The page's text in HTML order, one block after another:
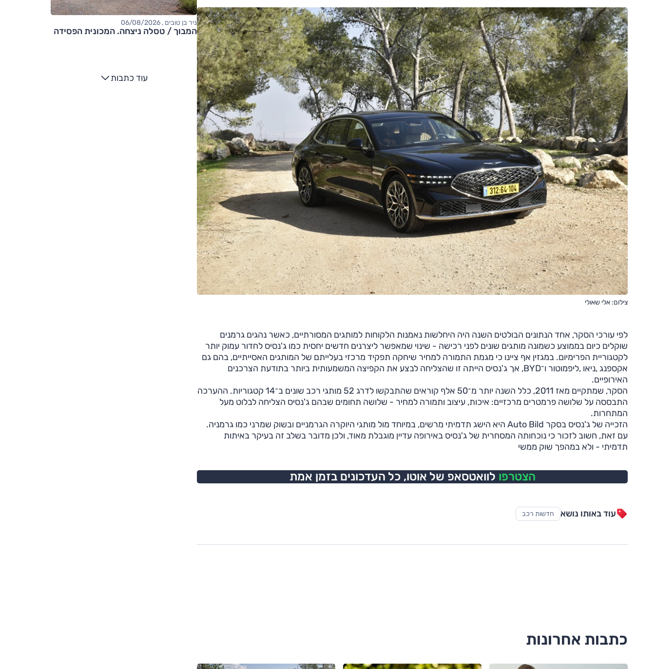
צילום: אלי שאולי
לפי עורכי הסקר, אחד הנתונים הבולטים השנה היה היחלשות נאמנות הלקוחות למותגים המסורתיים, כאשר נהגים גרמנים
שוקלים כיום בממוצע כשמונה מותגים שונים לפני רכישה - שינוי שמאפשר ליצרנים חדשים יחסית כמו ג'נסיס לחדור עמוק יותר
לקטגוריית הפרימיום. במגזין אף ציינו כי מגמת התמורה למחיר שיחקה תפקיד מרכזי בעלייתם של המותגים האסייתיים, בהם גם
אקספנג ,ניאו ,ליפמוטור ו־BYD, אך ג'נסיס הייתה זו שהצליחה לבצע את הקפיצה המשמעותית ביותר בתודעת הצרכנים
האירופיים.
הסקר, שמתקיים מאז 2011, כלל השנה יותר מ־50 אלף קוראים שהתבקשו לדרג 52 מותגי רכב שונים ב־14 קטגוריות. ההערכה
התבססה על שלושה פרמטרים מרכזיים: איכות, עיצוב ותמורה למחיר - שלושה תחומים שבהם ג'נסיס הצליחה לבלוט מעל
המתחרות.
הזכייה של ג'נסיס בסקר Auto Bild היא הישג תדמיתי מרשים, במיוחד מול מותגי היוקרה הגרמניים ובשוק שמרני כמו גרמניה.
עם זאת, חשוב לזכור כי נוכחותה המסחרית של ג'נסיס באירופה עדיין מוגבלת מאוד, ולכן מדובר בשלב זה בעיקר באיתות
תדמיתי - ולא במהפך שוק ממשי
הצטרפו לוואטסאפ של אוטו, כל העדכונים בזמן אמת
עוד באותו נושא חדשות רכב
כתבות אחרונות
ניר בן טובים , 06/08/2026
המבוך / טסלה ניצחה. המכונית הפסידה
עוד כתבות